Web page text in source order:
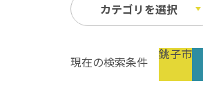
カテゴリを選択
祭り・イベント
春
縦
現在の検索条件 銚子市